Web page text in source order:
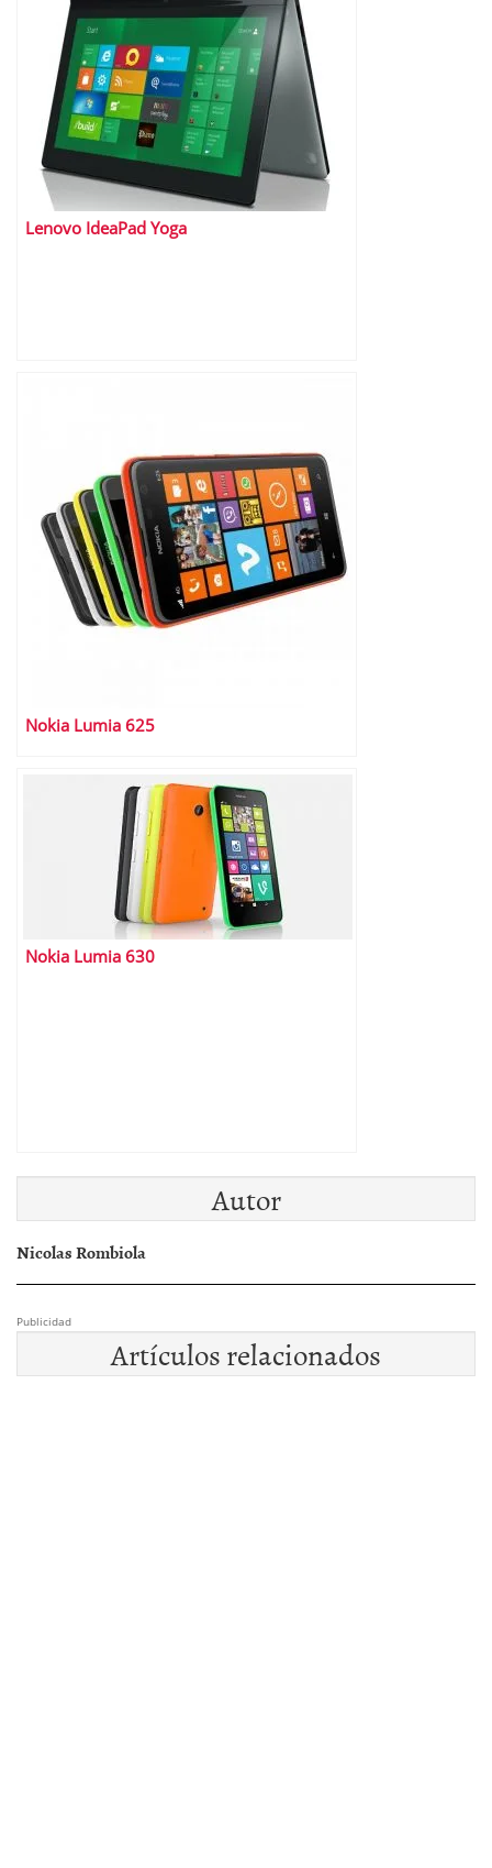
Lenovo IdeaPad Yoga
Nokia Lumia 625
Nokia Lumia 630
Autor
Nicolas Rombiola
Publicidad
Artículos relacionados